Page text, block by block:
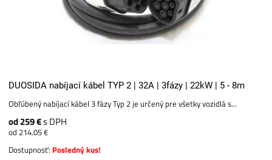
DUOSIDA nabíjací kábel TYP 2 | 32A | 3fázy | 22kW | 5 - 8m
Obľúbený nabíjací kábel 3 fázy Typ 2 je určený pre všetky vozidlá s...
od 259 €s DPH
od 214.05 €
Dostupnosť: Posledný kus!